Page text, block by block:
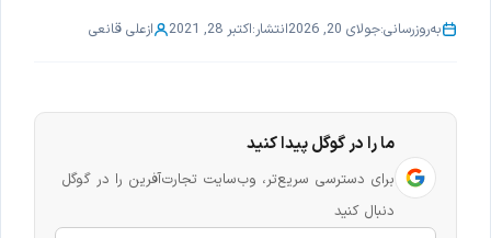
به‌روزرسانی:جولای 20, 2026 انتشار:اکتبر 28, 2021 ازعلی قانعی
ما را در گوگل پیدا کنید
برای دسترسی سریع‌تر، وب‌سایت تجارت‌آفرین را در گوگل
دنبال کنید